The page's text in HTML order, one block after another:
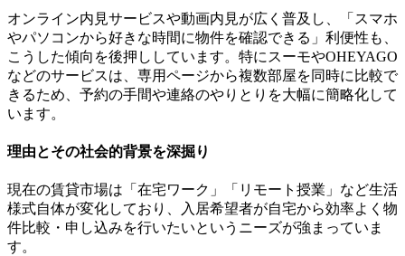
オンライン内見サービスや動画内見が広く普及し、「スマホ
やパソコンから好きな時間に物件を確認できる」利便性も、
こうした傾向を後押ししています。特にスーモやOHEYAGO
などのサービスは、専用ページから複数部屋を同時に比較で
きるため、予約の手間や連絡のやりとりを大幅に簡略化して
います。
理由とその社会的背景を深掘り
現在の賃貸市場は「在宅ワーク」「リモート授業」など生活
様式自体が変化しており、入居希望者が自宅から効率よく物
件比較・申し込みを行いたいというニーズが強まっていま
す。